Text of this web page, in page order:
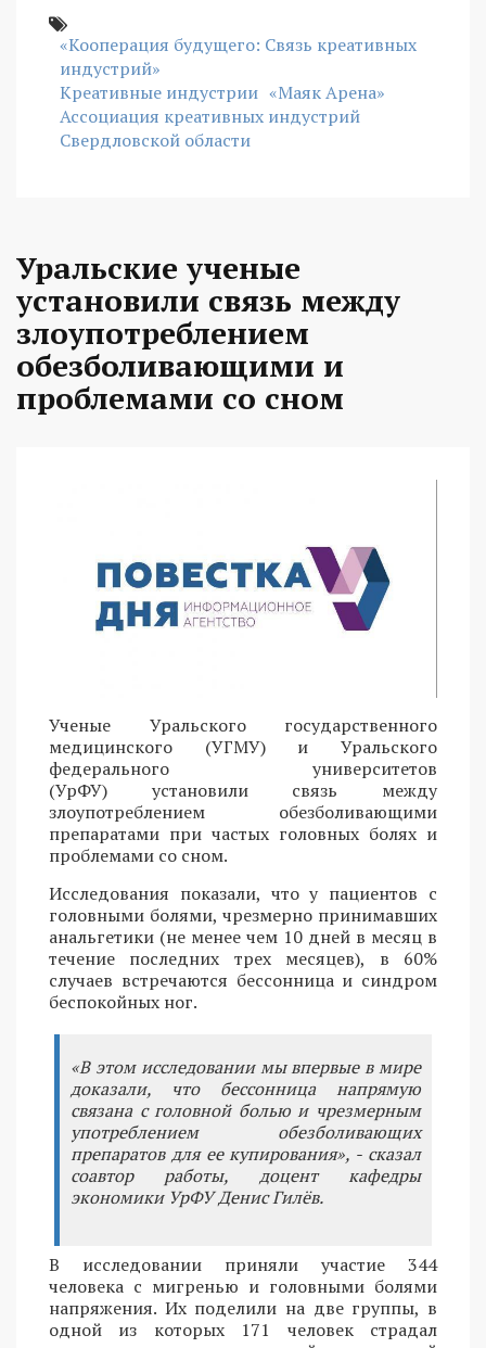
«Кооперация будущего: Связь креативных
индустрий»
Креативные индустрии «Маяк Арена»
Ассоциация креативных индустрий
Свердловской области
Уральские ученые
установили связь между
злоупотреблением
обезболивающими и
проблемами со сном
Ученые Уральского государственного
медицинского (УГМУ) и Уральского
федерального университетов
(УрФУ) установили связь между
злоупотреблением обезболивающими
препаратами при частых головных болях и
проблемами со сном.
Исследования показали, что у пациентов с
головными болями, чрезмерно принимавших
анальгетики (не менее чем 10 дней в месяц в
течение последних трех месяцев), в 60%
случаев встречаются бессонница и синдром
беспокойных ног.
«В этом исследовании мы впервые в мире
доказали, что бессонница напрямую
связана с головной болью и чрезмерным
употреблением обезболивающих
препаратов для ее купирования», - сказал
соавтор работы, доцент кафедры
экономики УрФУ Денис Гилёв.
В исследовании приняли участие 344
человека с мигренью и головными болями
напряжения. Их поделили на две группы, в
одной из которых 171 человек страдал